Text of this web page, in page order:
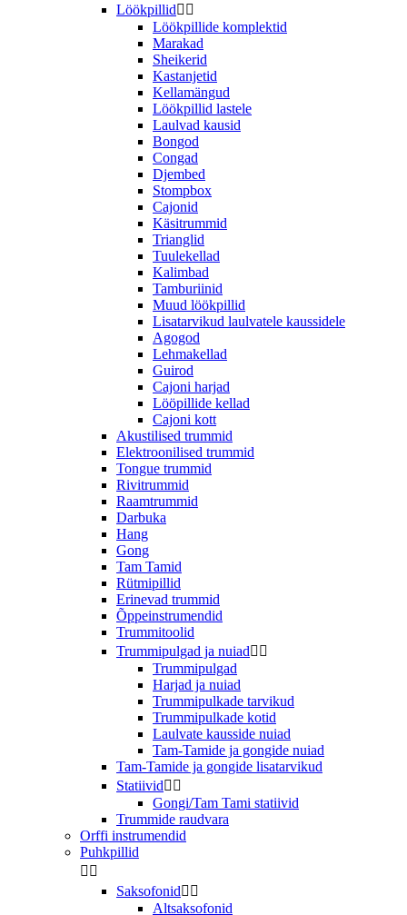
Löökpillid 
Löökpillide komplektid
Marakad
Sheikerid
Kastanjetid
Kellamängud
Löökpillid lastele
Laulvad kausid
Bongod
Congad
Djembed
Stompbox
Cajonid
Käsitrummid
Trianglid
Tuulekellad
Kalimbad
Tamburiinid
Muud löökpillid
Lisatarvikud laulvatele kaussidele
Agogod
Lehmakellad
Guirod
Cajoni harjad
Lööpillide kellad
Cajoni kott
Akustilised trummid
Elektroonilised trummid
Tongue trummid
Rivitrummid
Raamtrummid
Darbuka
Hang
Gong
Tam Tamid
Rütmipillid
Erinevad trummid
Õppeinstrumendid
Trummitoolid
Trummipulgad ja nuiad 
Trummipulgad
Harjad ja nuiad
Trummipulkade tarvikud
Trummipulkade kotid
Laulvate kausside nuiad
Tam-Tamide ja gongide nuiad
Tam-Tamide ja gongide lisatarvikud
Statiivid 
Gongi/Tam Tami statiivid
Trummide raudvara
Orffi instrumendid
Puhkpillid
 
Saksofonid 
Altsaksofonid